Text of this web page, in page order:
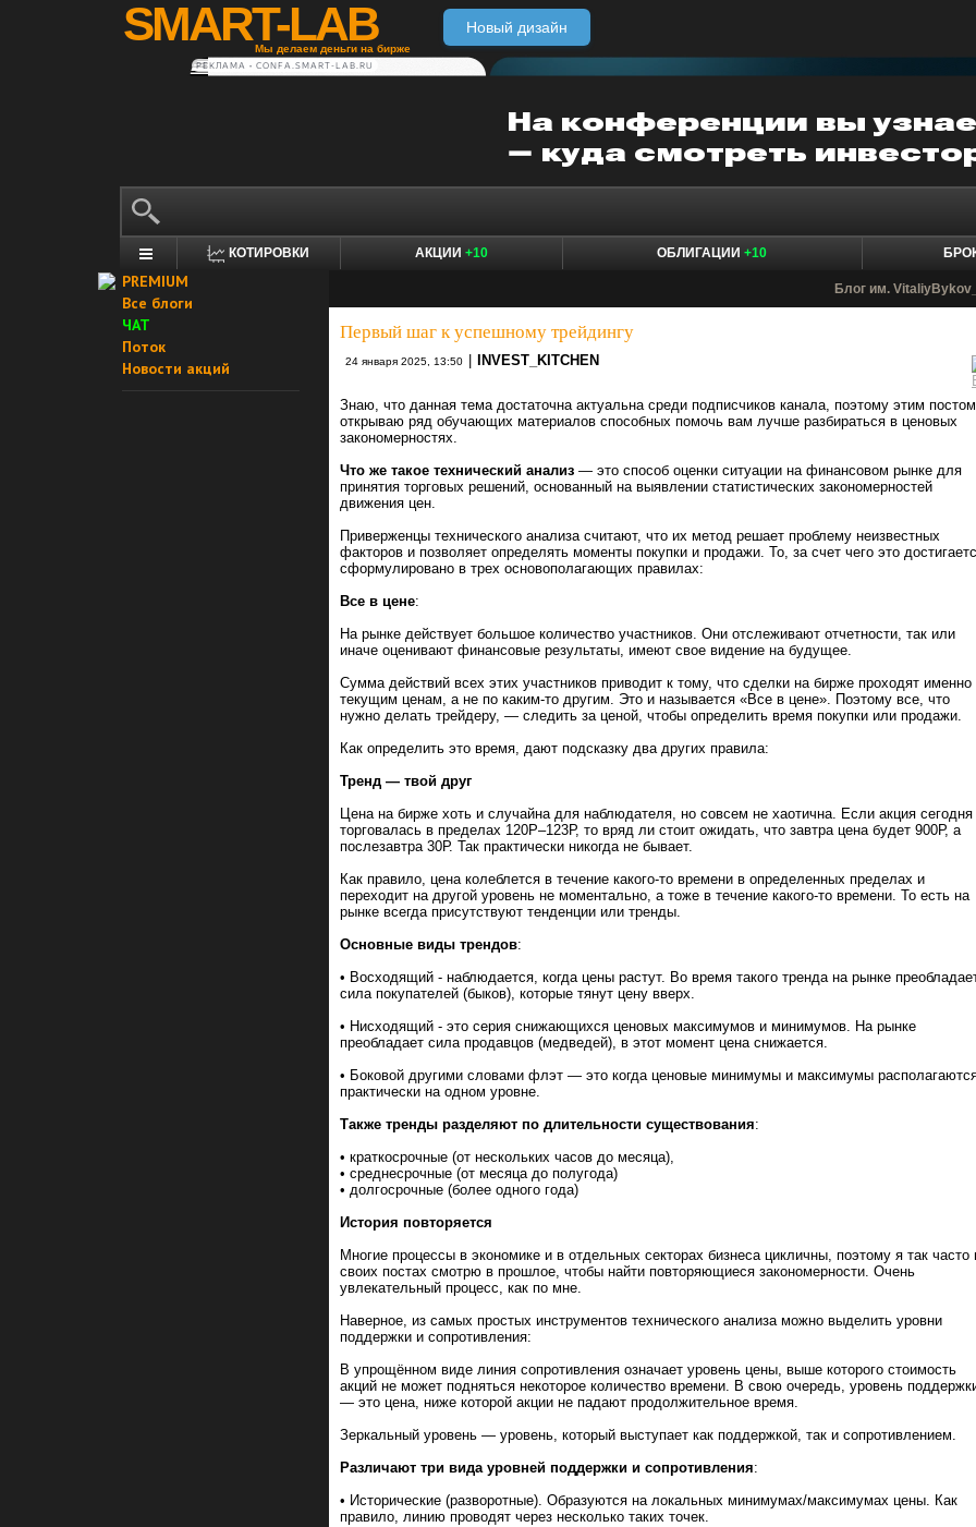
SMART-LAB
Мы делаем деньги на бирже
Новый дизайн
РЕКЛАМА • CONFA.SMART-LAB.RU
КОТИРОВКИ АКЦИИ +10 ОБЛИГАЦИИ +10
PREMIUM
Все блоги
ЧАТ
Поток
Новости акций
Блог им.
Первый шаг к успешному трейдингу
24 января 2025, 13:50 INVEST_KITCHEN
Знаю, что данная тема достаточна актуальна среди подписчиков канала, поэтому этим постом
открываю ряд обучающих материалов способных помочь вам лучше разбираться в ценовых
закономерностях.
Что же такое технический анализ — это способ оценки ситуации на финансовом рынке для
принятия торговых решений, основанный на выявлении статистических закономерностей
движения цен.
Приверженцы технического анализа считают, что их метод решает проблему неизвестных
факторов и позволяет определять моменты покупки и продажи. То, за счет чего это
сформулировано в трех основополагающих правилах:
Все в цене:
На рынке действует большое количество участников. Они отслеживают отчетности, так или
иначе оценивают финансовые результаты, имеют свое видение на будущее.
Сумма действий всех этих участников приводит к тому, что сделки на бирже проходят именно
текущим ценам, а не по каким-то другим. Это и называется «Все в цене». Поэтому все, что
нужно делать трейдеру, — следить за ценой, чтобы определить время покупки или продажи.
Как определить это время, дают подсказку два других правила:
Тренд — твой друг
Цена на бирже хоть и случайна для наблюдателя, но совсем не хаотична. Если акция сегодня
торговалась в пределах 120Р–123Р, то вряд ли стоит ожидать, что завтра цена будет 900Р, а
послезавтра 30Р. Так практически никогда не бывает.
Как правило, цена колеблется в течение какого-то времени в определенных пределах и
переходит на другой уровень не моментально, а тоже в течение какого-то времени. То есть на
рынке всегда присутствуют тенденции или тренды.
Основные виды трендов:
• Восходящий - наблюдается, когда цены растут. Во время такого тренда на рынке
сила покупателей (быков), которые тянут цену вверх.
• Нисходящий - это серия снижающихся ценовых максимумов и минимумов. На рынке
преобладает сила продавцов (медведей), в этот момент цена снижается.
• Боковой другими словами флэт — это когда ценовые минимумы и максимумы
практически на одном уровне.
Также тренды разделяют по длительности существования:
• краткосрочные (от нескольких часов до месяца),
• среднесрочные (от месяца до полугода)
• долгосрочные (более одного года)
История повторяется
Многие процессы в экономике и в отдельных секторах бизнеса цикличны, поэтому я так часто
своих постах смотрю в прошлое, чтобы найти повторяющиеся закономерности. Очень
увлекательный процесс, как по мне.
Наверное, из самых простых инструментов технического анализа можно выделить уровни
поддержки и сопротивления:
В упрощённом виде линия сопротивления означает уровень цены, выше которого стоимость
акций не может подняться некоторое количество времени. В свою очередь, уровень
— это цена, ниже которой акции не падают продолжительное время.
Зеркальный уровень — уровень, который выступает как поддержкой, так и сопротивлением.
Различают три вида уровней поддержки и сопротивления:
• Исторические (разворотные). Образуются на локальных минимумах/максимумах цены. Как
правило, линию проводят через несколько таких точек.